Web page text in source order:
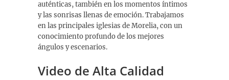
auténticas, también en los momentos íntimos
y las sonrisas llenas de emoción. Trabajamos
en las principales iglesias de Morelia, con un
conocimiento profundo de los mejores
ángulos y escenarios.
Video de Alta Calidad